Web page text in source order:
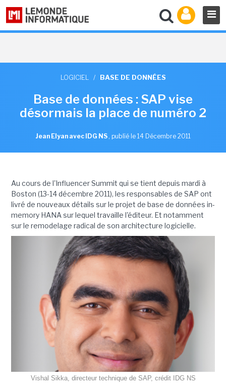
LOGICIEL / BASE DE DONNÉES
Base de données : SAP vise
désormais la place de numéro 2
Jean Elyan avec IDG NS , publié le 14 Décembre 2011
Au cours de l'Influencer Summit qui se tient depuis mardi à
Boston (13-14 décembre 2011), les responsables de SAP ont
livré de nouveaux détails sur le projet de base de données in-
memory HANA sur lequel travaille l'éditeur. Et notamment
sur le remodelage radical de son architecture logicielle.
Vishal Sikka, directeur technique de SAP, crédit IDG NS